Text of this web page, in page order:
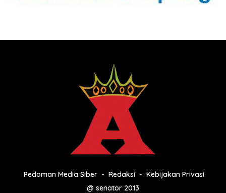
Pedoman Media Siber Redaksi
Kebijakan Privasi
@ senator 2013